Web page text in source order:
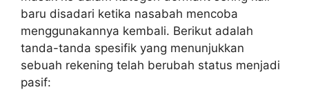
baru disadari ketika nasabah mencoba
menggunakannya kembali. Berikut adalah
tanda-tanda spesifik yang menunjukkan
sebuah rekening telah berubah status menjadi
pasif: